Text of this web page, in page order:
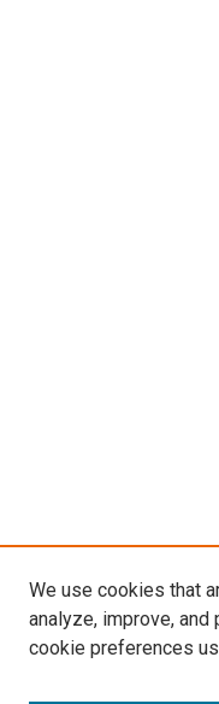
We use cookies that
analyze, improve, and
cookie preferences